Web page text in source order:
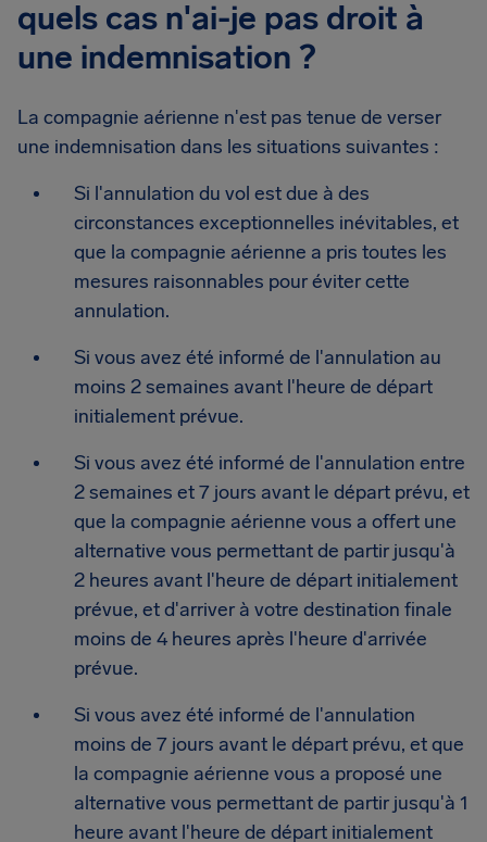
quels cas n'ai-je pas droit à
une indemnisation ?
La compagnie aérienne n'est pas tenue de verser
une indemnisation dans les situations suivantes :
Si l'annulation du vol est due à des
circonstances exceptionnelles inévitables, et
que la compagnie aérienne a pris toutes les
mesures raisonnables pour éviter cette
annulation.
Si vous avez été informé de l'annulation au
moins 2 semaines avant l'heure de départ
initialement prévue.
Si vous avez été informé de l'annulation entre
2 semaines et 7 jours avant le départ prévu, et
que la compagnie aérienne vous a offert une
alternative vous permettant de partir jusqu'à
2 heures avant l'heure de départ initialement
prévue, et d'arriver à votre destination finale
moins de 4 heures après l'heure d'arrivée
prévue.
Si vous avez été informé de l'annulation
moins de 7 jours avant le départ prévu, et que
la compagnie aérienne vous a proposé une
alternative vous permettant de partir jusqu'à 1
heure avant l'heure de départ initialement